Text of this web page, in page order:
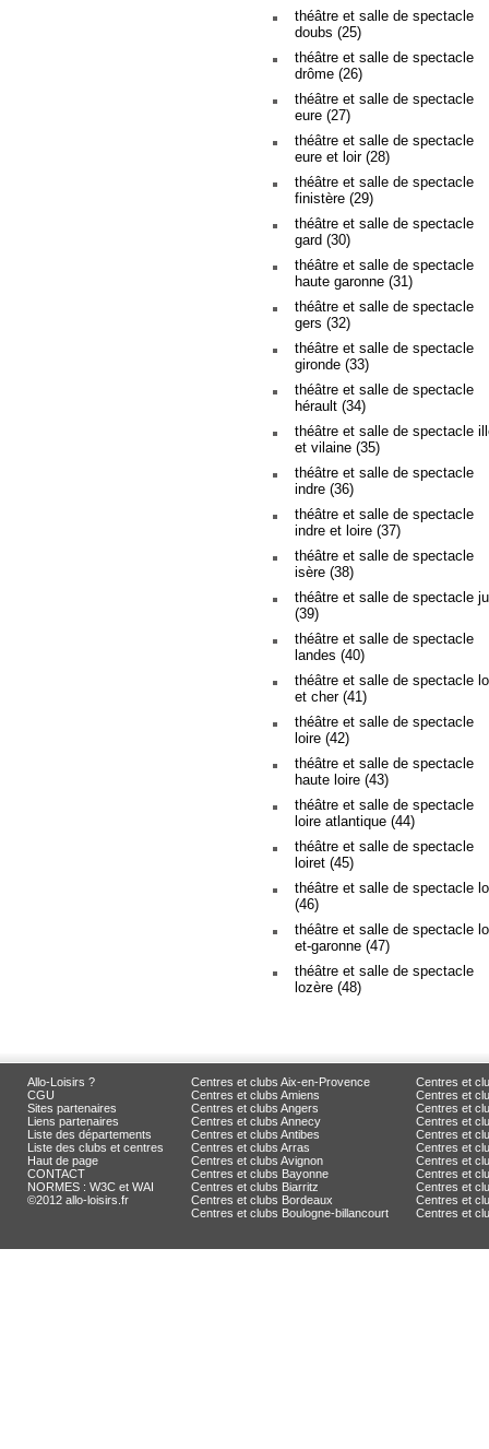
théâtre et salle de spectacle
doubs (25)
théâtre et salle de spectacle
drôme (26)
théâtre et salle de spectacle
eure (27)
théâtre et salle de spectacle
eure et loir (28)
théâtre et salle de spectacle
finistère (29)
théâtre et salle de spectacle
gard (30)
théâtre et salle de spectacle
haute garonne (31)
théâtre et salle de spectacle
gers (32)
théâtre et salle de spectacle
gironde (33)
théâtre et salle de spectacle
hérault (34)
théâtre et salle de spectacle
et vilaine (35)
théâtre et salle de spectacle
indre (36)
théâtre et salle de spectacle
indre et loire (37)
théâtre et salle de spectacle
isère (38)
théâtre et salle de spectacle
(39)
théâtre et salle de spectacle
landes (40)
théâtre et salle de spectacle
et cher (41)
théâtre et salle de spectacle
loire (42)
théâtre et salle de spectacle
haute loire (43)
théâtre et salle de spectacle
loire atlantique (44)
théâtre et salle de spectacle
loiret (45)
théâtre et salle de spectacle
(46)
théâtre et salle de spectacle
et-garonne (47)
théâtre et salle de spectacle
lozère (48)
Allo-Loisirs ?
CGU
Sites partenaires
Liens partenaires
Liste des départements
Liste des clubs et centres
Haut de page
CONTACT
NORMES : W3C et WAI
©2012 allo-loisirs.fr
Centres et clubs Aix-en-Provence
Centres et clubs Amiens
Centres et clubs Angers
Centres et clubs Annecy
Centres et clubs Antibes
Centres et clubs Arras
Centres et clubs Avignon
Centres et clubs Bayonne
Centres et clubs Biarritz
Centres et clubs Bordeaux
Centres et clubs Boulogne-billancourt
Centres et
Centres et
Centres et
Centres et
Centres et
Centres et
Centres et
Centres et
Centres et
Centres et
Centres et